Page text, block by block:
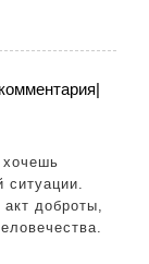
|
ситуации.
доброты,